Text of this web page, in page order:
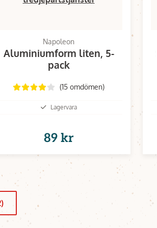
Napoleon
Aluminiumform liten, 5-
pack
(15 omdömen)
Lagervara
89 kr